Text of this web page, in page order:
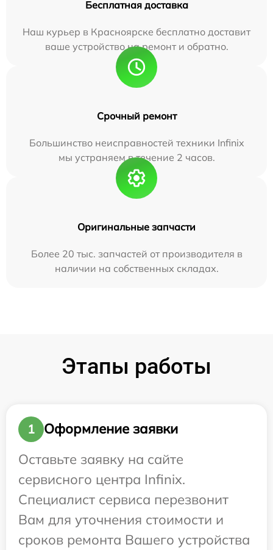
Бесплатная доставка
Наш курьер в Красноярске бесплатно доставит
ваше устройство на ремонт и обратно.
Срочный ремонт
Большинство неисправностей техники Infinix
мы устраняем в течение 2 часов.
Оригинальные запчасти
Более 20 тыс. запчастей от производителя в
наличии на собственных складах.
Этапы работы
1
Оформление заявки
Оставьте заявку на сайте
сервисного центра Infinix.
Специалист сервиса перезвонит
Вам для уточнения стоимости и
сроков ремонта Вашего устройства